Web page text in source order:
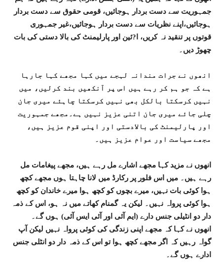
جمہوریت سے دست بردار ہوجائیں، قومی حقوق سے دست بردار
ہوجائیں،اپنے نظریات سے دست بردار ہوجائیں،غیر جمہوری
قوتوں پر تنقید نہ کریں، ا?ئین اور پارلیمنٹ کی بالا دستی کی بات
چھوڑ دیں۔
انھوں نے جرات مندانہ لہجے میں کہا مجھے کہا جارہا
ہے کہ جو ہم کر رہے ہیں اس پر آنکھیں بند کرلیں، میں
نہیں کرسکتا بالکل بھی نہیں کرسکتا چاہئے میری جان
چلی جائے میری جان اتنی عزیز نہیں ہے۔مجھے جمہوریت
اور پارلیمنٹ کی بالادستی اور اپنی قوم عزیز ہیں،
مجھے سیاست اور عوام عزیز ہیں۔
انھوں نے مزید کہا مجھے اشارے مل رہے ہیں، مجھے پیغامات مل
رہے ہیں۔ میں اس فلور پر رکارڈ میں لانا چاہتا ہوں مجھے کچھ
ہوا کوئی بات نہیں، میرے بچوں کو کچھ ہوا میرے خاندان کو کچھ
ہوا کوئی پرواہ نہیں۔ لیکن یہ گمنام کھاتے میں نہ ہو، اس کے ذمہ
دار دو انٹیلی جنس دارے (ایم آئی اور آئی ایس آئی) ہوں گے۔
انھوں نے کہا کہ مجھے اپنی زندگی کی کوئی پرواہ نہیں لیکن آپ
گواہ رہیں کہ اگر مجھے کچھ ہوا تو اس کے ذمہ دار دو انٹلی جنس
ادارے ہوں گے۔